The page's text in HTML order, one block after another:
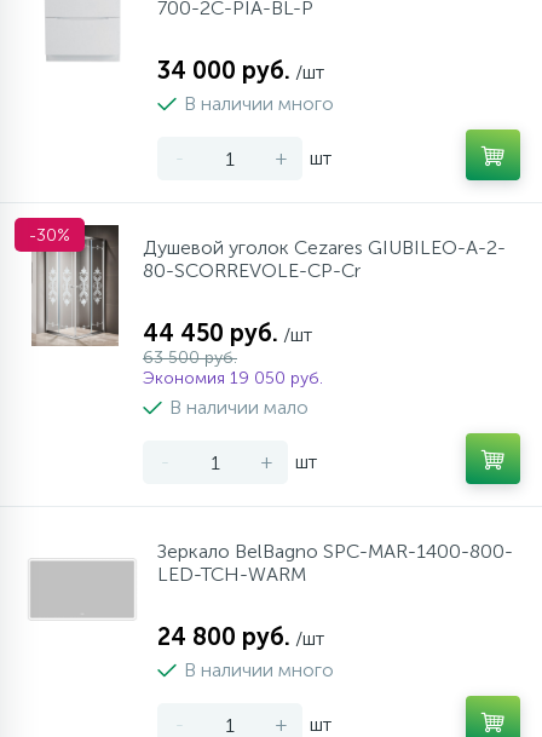
700-2C-PIA-BL-P
34 000 руб. /шт
В наличии много
- + шт
-30%
Душевой уголок Cezares GIUBILEO-A-2-
80-SCORREVOLE-CP-Cr
44 450 руб. /шт
63 500 руб.
Экономия 19 050 руб.
В наличии мало
- + шт
Зеркало BelBagno SPC-MAR-1400-800-
LED-TCH-WARM
24 800 руб. /шт
В наличии много
- + шт